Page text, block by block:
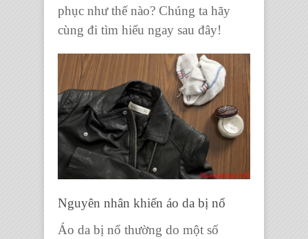
phục như thế nào? Chúng ta hãy
cùng đi tìm hiểu ngay sau đây!
Nguyên nhân khiến áo da bị nổ
Áo da bị nổ thường do một số